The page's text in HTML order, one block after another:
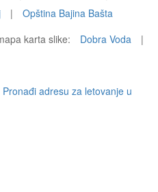
|
Opština Bajina Bašta
karta slike:
Dobra Voda
|
Pronađi adresu za letovanje u